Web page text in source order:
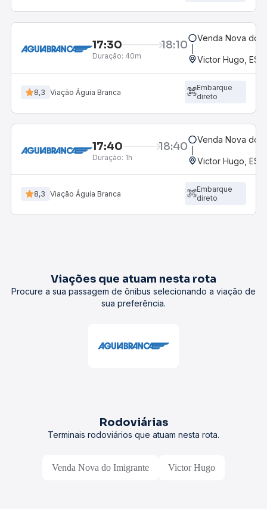
17:30 18:10
Duração: 40m
Venda Nova do
Victor Hugo, ES
8,3 Viação Águia Branca
Embarque
direto
17:40 18:40
Duração: 1h
Venda Nova do
Victor Hugo, ES
8,3 Viação Águia Branca
Embarque
direto
Viações que atuam nesta rota
Procure a sua passagem de ônibus selecionando a viação de
sua preferência.
Rodoviárias
Terminais rodoviários que atuam nesta rota.
Venda Nova do Imigrante Victor Hugo